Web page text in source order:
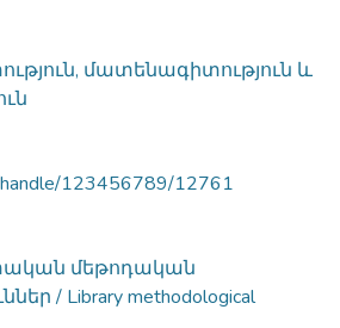
մատենագիտություն և
handle/123456789/12761
մեթոդական
/ Library methodological